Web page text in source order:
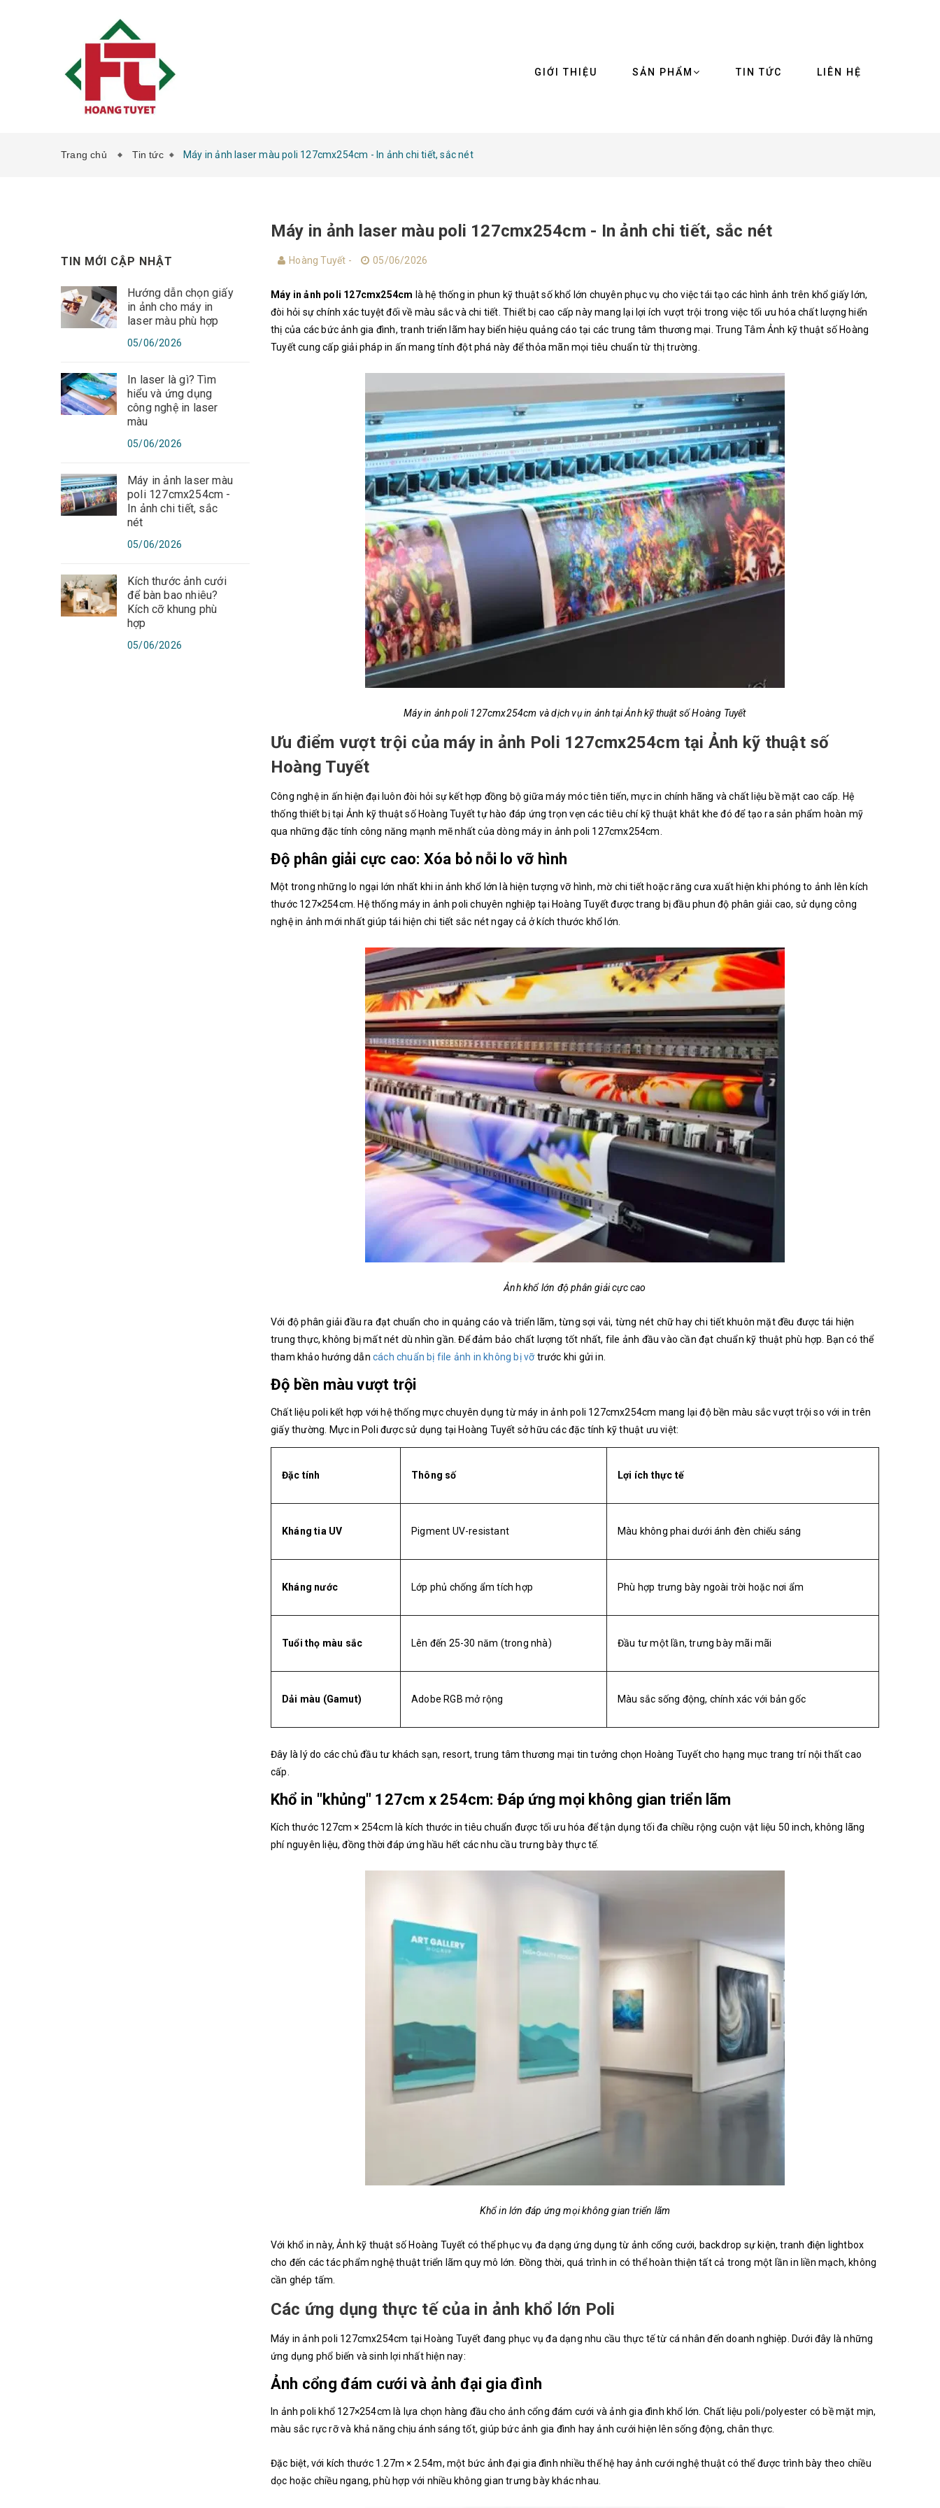
GIỚI THIỆU SẢN PHẨM TIN TỨC LIÊN HỆ
Trang chủ Tin tức Máy in ảnh laser màu poli 127cmx254cm - In ảnh chi tiết, sắc nét
TIN MỚI CẬP NHẬT
Hướng dẫn chọn giấy
in ảnh cho máy in
laser màu phù hợp
05/06/2026
In laser là gì? Tìm
hiểu và ứng dụng
công nghệ in laser
màu
05/06/2026
Máy in ảnh laser màu
poli 127cmx254cm -
In ảnh chi tiết, sắc
nét
05/06/2026
Kích thước ảnh cưới
để bàn bao nhiêu?
Kích cỡ khung phù
hợp
05/06/2026
Máy in ảnh laser màu poli 127cmx254cm - In ảnh chi tiết, sắc nét
Hoàng Tuyết - 05/06/2026
Máy in ảnh poli 127cmx254cm là hệ thống in phun kỹ thuật số khổ lớn chuyên phục vụ cho việc tái tạo các hình ảnh trên khổ giấy lớn,
đòi hỏi sự chính xác tuyệt đối về màu sắc và chi tiết. Thiết bị cao cấp này mang lại lợi ích vượt trội trong việc tối ưu hóa chất lượng hiển
thị của các bức ảnh gia đình, tranh triển lãm hay biển hiệu quảng cáo tại các trung tâm thương mại. Trung Tâm Ảnh kỹ thuật số Hoàng
Tuyết cung cấp giải pháp in ấn mang tính đột phá này để thỏa mãn mọi tiêu chuẩn từ thị trường.
Máy in ảnh poli 127cmx254cm và dịch vụ in ảnh tại Ảnh kỹ thuật số Hoàng Tuyết
Ưu điểm vượt trội của máy in ảnh Poli 127cmx254cm tại Ảnh kỹ thuật số
Hoàng Tuyết
Công nghệ in ấn hiện đại luôn đòi hỏi sự kết hợp đồng bộ giữa máy móc tiên tiến, mực in chính hãng và chất liệu bề mặt cao cấp. Hệ
thống thiết bị tại Ảnh kỹ thuật số Hoàng Tuyết tự hào đáp ứng trọn vẹn các tiêu chí kỹ thuật khắt khe đó để tạo ra sản phẩm hoàn mỹ
qua những đặc tính công năng mạnh mẽ nhất của dòng máy in ảnh poli 127cmx254cm.
Độ phân giải cực cao: Xóa bỏ nỗi lo vỡ hình
Một trong những lo ngại lớn nhất khi in ảnh khổ lớn là hiện tượng vỡ hình, mờ chi tiết hoặc răng cưa xuất hiện khi phóng to ảnh lên kích
thước 127×254cm. Hệ thống máy in ảnh poli chuyên nghiệp tại Hoàng Tuyết được trang bị đầu phun độ phân giải cao, sử dụng công
nghệ in ảnh mới nhất giúp tái hiện chi tiết sắc nét ngay cả ở kích thước khổ lớn.
Ảnh khổ lớn độ phân giải cực cao
Với độ phân giải đầu ra đạt chuẩn cho in quảng cáo và triển lãm, từng sợi vải, từng nét chữ hay chi tiết khuôn mặt đều được tái hiện
trung thực, không bị mất nét dù nhìn gần. Để đảm bảo chất lượng tốt nhất, file ảnh đầu vào cần đạt chuẩn kỹ thuật phù hợp. Bạn có thể
tham khảo hướng dẫn cách chuẩn bị file ảnh in không bị vỡtrước khi gửi in.
Độ bền màu vượt trội
Chất liệu poli kết hợp với hệ thống mực chuyên dụng từ máy in ảnh poli 127cmx254cm mang lại độ bền màu sắc vượt trội so với in trên
giấy thường. Mực in Poli được sử dụng tại Hoàng Tuyết sở hữu các đặc tính kỹ thuật ưu việt:
Đặc tính Thông số Lợi ích thực tế
Kháng tia UV Pigment UV-resistant Màu không phai dưới ánh đèn chiếu sáng
Kháng nước Lớp phủ chống ẩm tích hợp Phù hợp trưng bày ngoài trời hoặc nơi ẩm
Tuổi thọ màu sắc Lên đến 25-30 năm (trong nhà) Đầu tư một lần, trưng bày mãi mãi
Dải màu (Gamut) Adobe RGB mở rộng Màu sắc sống động, chính xác với bản gốc
Đây là lý do các chủ đầu tư khách sạn, resort, trung tâm thương mại tin tưởng chọn Hoàng Tuyết cho hạng mục trang trí nội thất cao
cấp.
Khổ in "khủng" 127cm x 254cm: Đáp ứng mọi không gian triển lãm
Kích thước 127cm × 254cm là kích thước in tiêu chuẩn được tối ưu hóa để tận dụng tối đa chiều rộng cuộn vật liệu 50 inch, không lãng
phí nguyên liệu, đồng thời đáp ứng hầu hết các nhu cầu trưng bày thực tế.
Khổ in lớn đáp ứng mọi không gian triển lãm
Với khổ in này, Ảnh kỹ thuật số Hoàng Tuyết có thể phục vụ đa dạng ứng dụng từ ảnh cổng cưới, backdrop sự kiện, tranh điện lightbox
cho đến các tác phẩm nghệ thuật triển lãm quy mô lớn. Đồng thời, quá trình in có thể hoàn thiện tất cả trong một lần in liền mạch, không
cần ghép tấm.
Các ứng dụng thực tế của in ảnh khổ lớn Poli
Máy in ảnh poli 127cmx254cm tại Hoàng Tuyết đang phục vụ đa dạng nhu cầu thực tế từ cá nhân đến doanh nghiệp. Dưới đây là những
ứng dụng phổ biến và sinh lợi nhất hiện nay:
Ảnh cổng đám cưới và ảnh đại gia đình
In ảnh poli khổ 127×254cm là lựa chọn hàng đầu cho ảnh cổng đám cưới và ảnh gia đình khổ lớn. Chất liệu poli/polyester có bề mặt mịn,
màu sắc rực rỡ và khả năng chịu ánh sáng tốt, giúp bức ảnh gia đình hay ảnh cưới hiện lên sống động, chân thực.
Đặc biệt, với kích thước 1.27m × 2.54m, một bức ảnh đại gia đình nhiều thế hệ hay ảnh cưới nghệ thuật có thể được trình bày theo chiều
dọc hoặc chiều ngang, phù hợp với nhiều không gian trưng bày khác nhau.